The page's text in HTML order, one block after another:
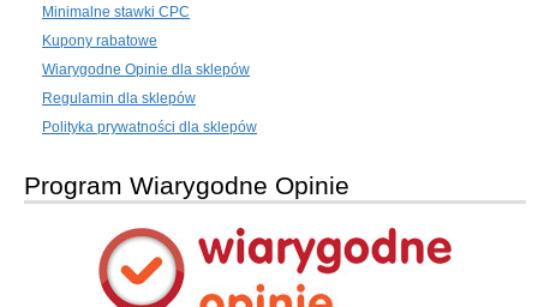
Minimalne stawki CPC
Kupony rabatowe
Wiarygodne Opinie dla sklepów
Regulamin dla sklepów
Polityka prywatności dla sklepów
Program Wiarygodne Opinie